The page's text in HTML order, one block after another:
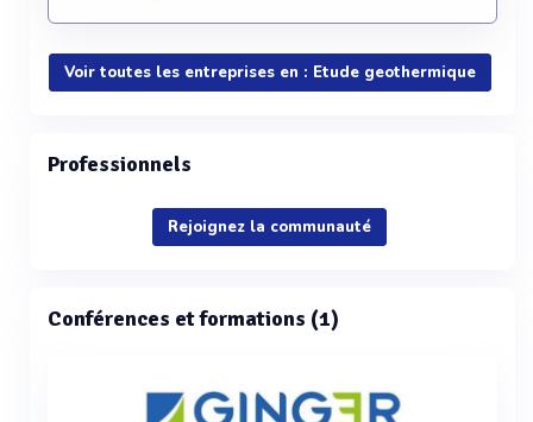
Voir toutes les entreprises en : Etude geothermique
Professionnels
Rejoignez la communauté
Conférences et formations (1)